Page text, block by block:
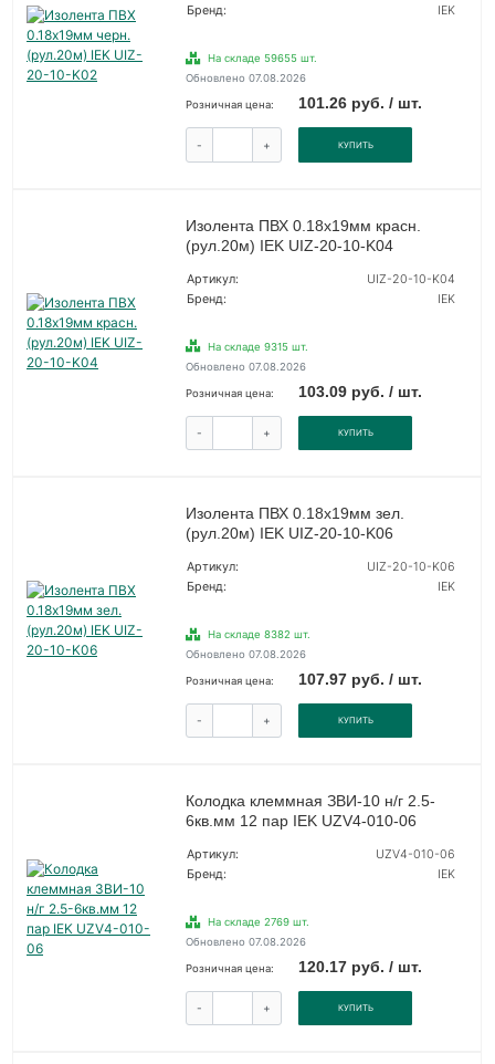
Бренд:
IEK
На складе 59655 шт.
Обновлено 07.08.2026
Розничная цена: 101.26 руб. / шт.
- + КУПИТЬ
Изолента ПВХ 0.18х19мм красн.
(рул.20м) IEK UIZ-20-10-K04
Артикул:
UIZ-20-10-K04
Бренд:
IEK
На складе 9315 шт.
Обновлено 07.08.2026
Розничная цена: 103.09 руб. / шт.
- + КУПИТЬ
Изолента ПВХ 0.18х19мм зел.
(рул.20м) IEK UIZ-20-10-K06
Артикул:
UIZ-20-10-K06
Бренд:
IEK
На складе 8382 шт.
Обновлено 07.08.2026
Розничная цена: 107.97 руб. / шт.
- + КУПИТЬ
Колодка клеммная ЗВИ-10 н/г 2.5-
6кв.мм 12 пар IEK UZV4-010-06
Артикул:
UZV4-010-06
Бренд:
IEK
На складе 2769 шт.
Обновлено 07.08.2026
Розничная цена: 120.17 руб. / шт.
- + КУПИТЬ